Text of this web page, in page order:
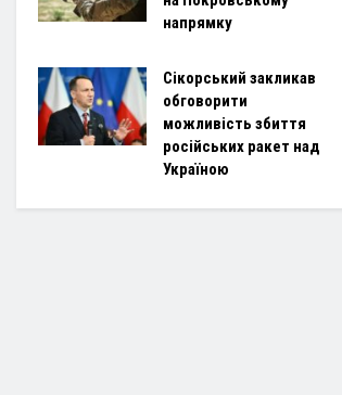
напрямку
Сікорський закликав
обговорити
можливість збиття
російських ракет над
Україною